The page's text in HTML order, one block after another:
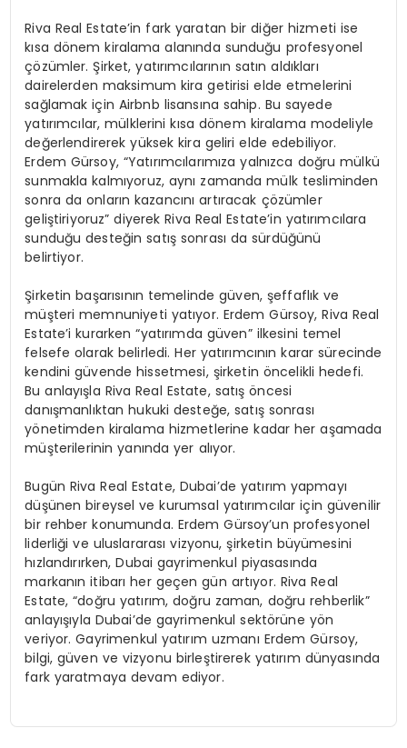
Riva Real Estate’in fark yaratan bir diğer hizmeti ise
kısa dönem kiralama alanında sunduğu profesyonel
çözümler. Şirket, yatırımcılarının satın aldıkları
dairelerden maksimum kira getirisi elde etmelerini
sağlamak için Airbnb lisansına sahip. Bu sayede
yatırımcılar, mülklerini kısa dönem kiralama modeliyle
değerlendirerek yüksek kira geliri elde edebiliyor.
Erdem Gürsoy, “Yatırımcılarımıza yalnızca doğru mülkü
sunmakla kalmıyoruz, aynı zamanda mülk tesliminden
sonra da onların kazancını artıracak çözümler
geliştiriyoruz” diyerek Riva Real Estate’in yatırımcılara
sunduğu desteğin satış sonrası da sürdüğünü
belirtiyor.
Şirketin başarısının temelinde güven, şeffaflık ve
müşteri memnuniyeti yatıyor. Erdem Gürsoy, Riva Real
Estate’i kurarken “yatırımda güven” ilkesini temel
felsefe olarak belirledi. Her yatırımcının karar sürecinde
kendini güvende hissetmesi, şirketin öncelikli hedefi.
Bu anlayışla Riva Real Estate, satış öncesi
danışmanlıktan hukuki desteğe, satış sonrası
yönetimden kiralama hizmetlerine kadar her aşamada
müşterilerinin yanında yer alıyor.
Bugün Riva Real Estate, Dubai’de yatırım yapmayı
düşünen bireysel ve kurumsal yatırımcılar için güvenilir
bir rehber konumunda. Erdem Gürsoy’un profesyonel
liderliği ve uluslararası vizyonu, şirketin büyümesini
hızlandırırken, Dubai gayrimenkul piyasasında
markanın itibarı her geçen gün artıyor. Riva Real
Estate, “doğru yatırım, doğru zaman, doğru rehberlik”
anlayışıyla Dubai’de gayrimenkul sektörüne yön
veriyor. Gayrimenkul yatırım uzmanı Erdem Gürsoy,
bilgi, güven ve vizyonu birleştirerek yatırım dünyasında
fark yaratmaya devam ediyor.